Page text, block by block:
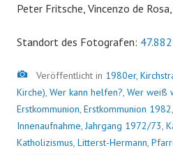
Peter Fritsche, Vincenzo de
Standort des Fotografen:
Bild
Veröffentlicht in 1980er,
Kirche), Wer kann helfen?, Wer weiß
Erstkommunion, Erstkommunion 1982,
Innenaufnahme,Jahrgang 1972/73,
Katholizismus, Litterst-Hermann,